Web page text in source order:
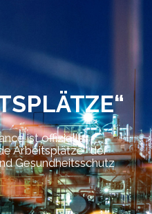
ist offizieller
Arbeitsplätze“ der
Gesundheitsschutz